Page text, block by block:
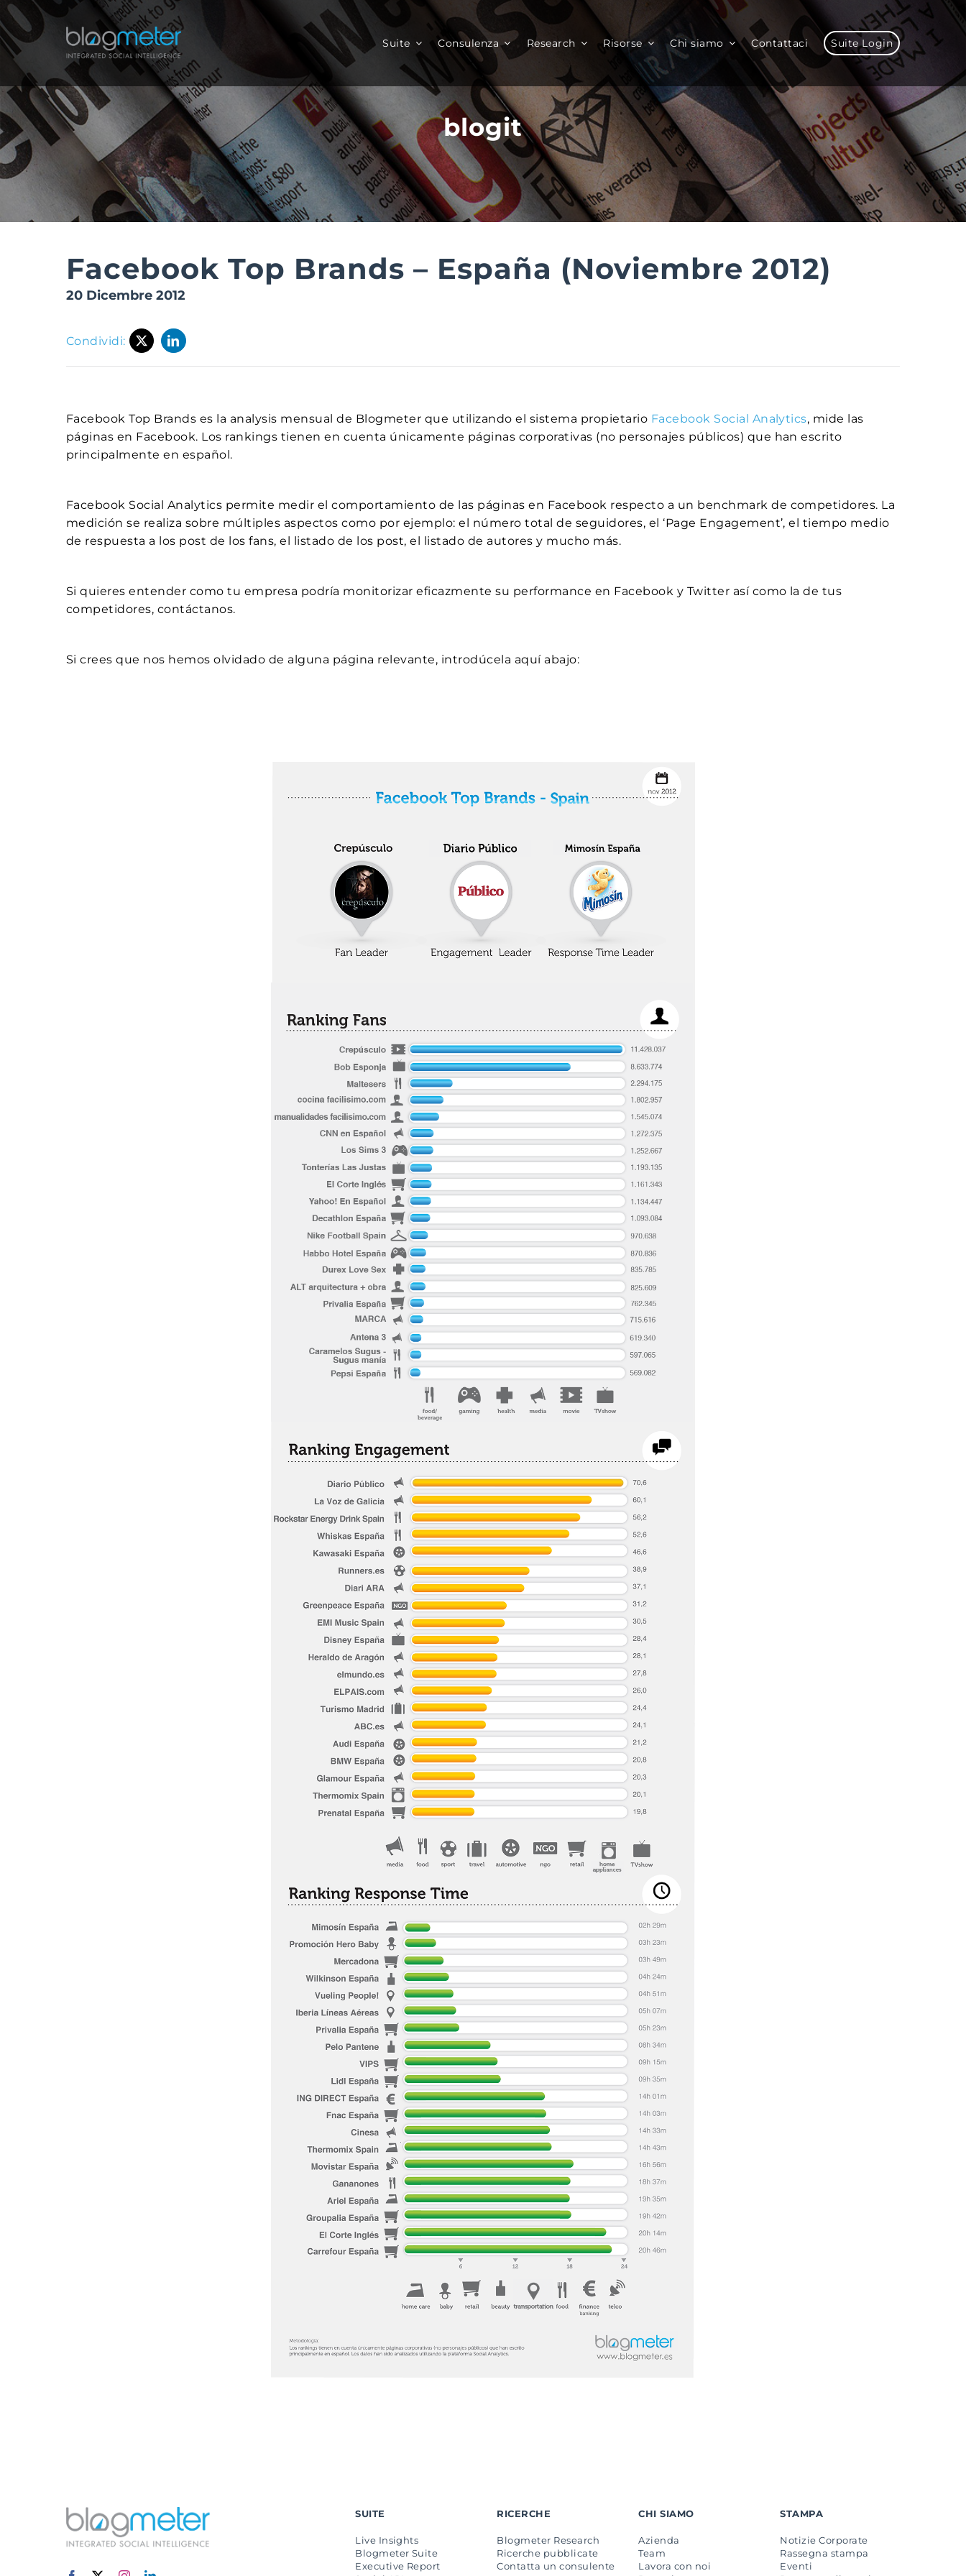
Salta
al
contenuto
Suite Consulenza Research Risorse Chi siamo Contattaci Suite Login
blogit
Facebook Top Brands – España (Noviembre 2012)
20 Dicembre 2012
Condividi:
Facebook Top Brands es la analysis mensual de Blogmeter que utilizando el sistema propietario Facebook Social Analytics, mide las
páginas en Facebook. Los rankings tienen en cuenta únicamente páginas corporativas (no personajes públicos) que han escrito
principalmente en español.
Facebook Social Analytics permite medir el comportamiento de las páginas en Facebook respecto a un benchmark de competidores. La
medición se realiza sobre múltiples aspectos como por ejemplo: el número total de seguidores, el ‘Page Engagement’, el tiempo medio
de respuesta a los post de los fans, el listado de los post, el listado de autores y mucho más.
Si quieres entender como tu empresa podría monitorizar eficazmente su performance en Facebook y Twitter así como la de tus
competidores, contáctanos.
Si crees que nos hemos olvidado de alguna página relevante, introdúcela aquí abajo:
SUITE
Live Insights
Blogmeter Suite
Executive Report
RICERCHE
Blogmeter Research
Ricerche pubblicate
Contatta un consulente
CHI SIAMO
Azienda
Team
Lavora con noi
STAMPA
Notizie Corporate
Rassegna stampa
Eventi